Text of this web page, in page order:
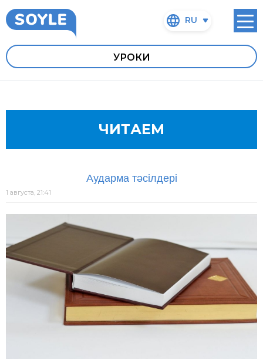
RU
УРОКИ
ЧИТАЕМ
Аударма тәсілдері
1 августа, 21:41